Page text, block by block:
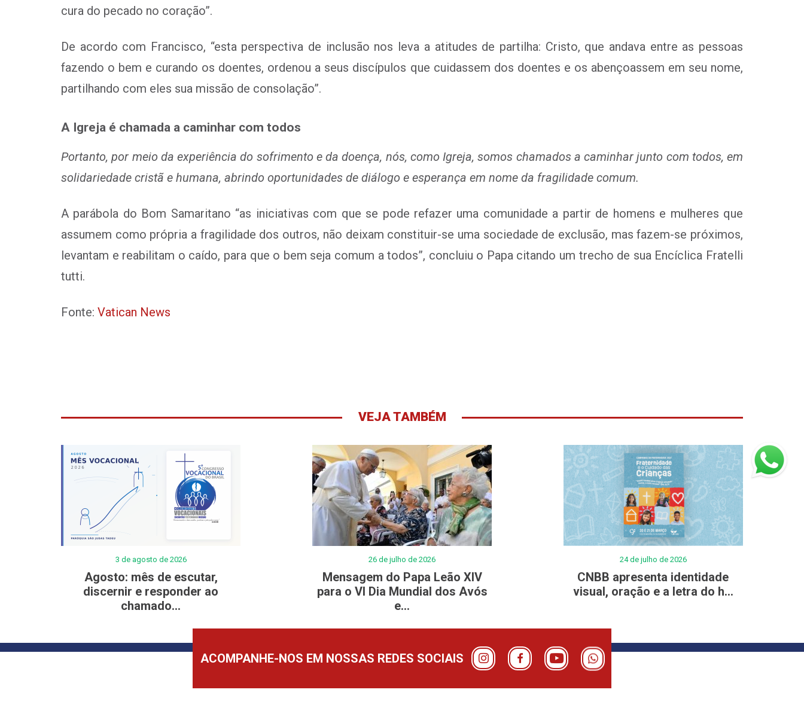
cura do pecado no coração”.
De acordo com Francisco, “esta perspectiva de inclusão nos leva a atitudes de partilha: Cristo, que andava entre as pessoas
fazendo o bem e curando os doentes, ordenou a seus discípulos que cuidassem dos doentes e os abençoassem em seu nome,
partilhando com eles sua missão de consolação”.
A Igreja é chamada a caminhar com todos
Portanto, por meio da experiência do sofrimento e da doença, nós, como Igreja, somos chamados a caminhar junto com todos, em
solidariedade cristã e humana, abrindo oportunidades de diálogo e esperança em nome da fragilidade comum.
A parábola do Bom Samaritano “as iniciativas com que se pode refazer uma comunidade a partir de homens e mulheres que
assumem como própria a fragilidade dos outros, não deixam constituir-se uma sociedade de exclusão, mas fazem-se próximos,
levantam e reabilitam o caído, para que o bem seja comum a todos”, concluiu o Papa citando um trecho de sua Encíclica Fratelli
tutti.
Fonte: Vatican News
VEJA TAMBÉM
3 de agosto de 2026
Agosto: mês de escutar,
discernir e responder ao
chamado...
26 de julho de 2026
Mensagem do Papa Leão XIV
para o VI Dia Mundial dos Avós
e...
24 de julho de 2026
CNBB apresenta identidade
visual, oração e a letra do h...
ACOMPANHE-NOS EM NOSSAS REDES SOCIAIS